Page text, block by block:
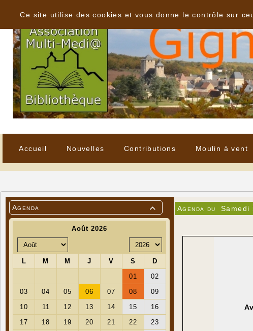
Accueil Nouvelles Contributions Moulin à vent

Agenda Agenda du Samedi
Ce site utilise des cookies et vous donne le contrôle sur